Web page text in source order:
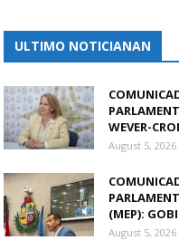
ULTIMO NOTICIANAN
WEVER-
August 5, 2026
(MEP):
August 5, 2026